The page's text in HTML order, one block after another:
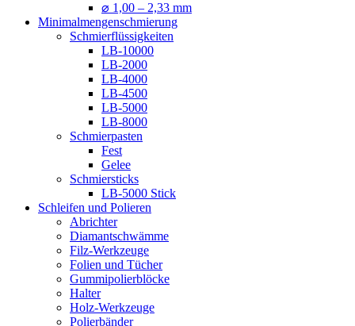
⌀ 1,00 – 2,33 mm
Minimalmengenschmierung
Schmierflüssigkeiten
LB-10000
LB-2000
LB-4000
LB-4500
LB-5000
LB-8000
Schmierpasten
Fest
Gelee
Schmiersticks
LB-5000 Stick
Schleifen und Polieren
Abrichter
Diamantschwämme
Filz-Werkzeuge
Folien und Tücher
Gummipolierblöcke
Halter
Holz-Werkzeuge
Polierbänder